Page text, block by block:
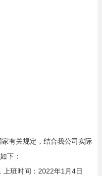
有关规定，结合我公司实际
下：
班时间：2022年1月4日